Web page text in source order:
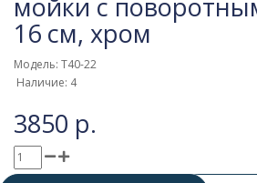
мойки с
16 см, хром
Модель: T40-22
Наличие: 4
3850 р.